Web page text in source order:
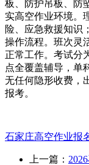
板、防护吊板、防
实高空作业环境。
险、应急救援知识
操作流程。班次灵
正常工作。考试分
点全覆盖辅导，单
无任何隐形收费，
报考。
石家庄高空作业报
上一篇：